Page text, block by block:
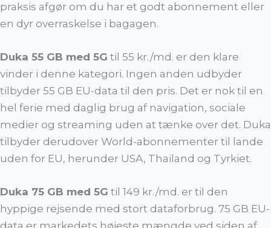
praksis afgør om du har et godt abonnement eller
en dyr overraskelse i bagagen.
Duka 55 GB med 5G til 55 kr./md. er den klare
vinder i denne kategori. Ingen anden udbyder
tilbyder 55 GB EU-data til den pris. Det er nok til en
hel ferie med daglig brug af navigation, sociale
medier og streaming uden at tænke over det. Duka
tilbyder derudover World-abonnementer til lande
uden for EU, herunder USA, Thailand og Tyrkiet.
Duka 75 GB med 5G til 149 kr./md. er til den
hyppige rejsende med stort dataforbrug. 75 GB EU-